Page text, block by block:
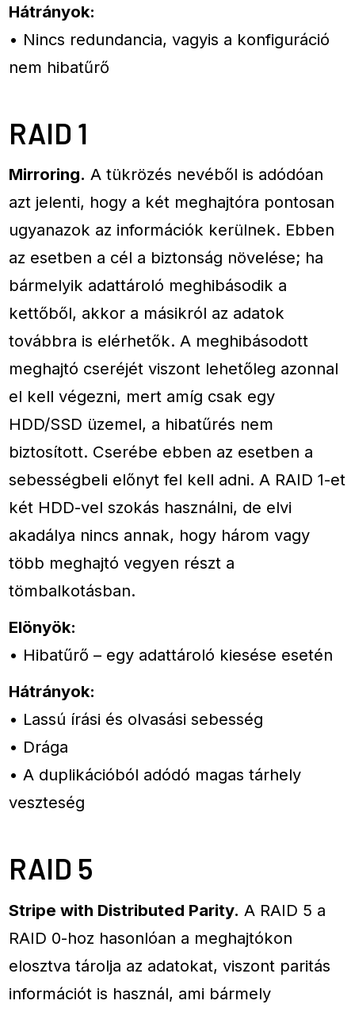
Hátrányok:
• Nincs redundancia, vagyis a konfiguráció
nem hibatűrő
RAID 1
Mirroring. A tükrözés nevéből is adódóan
azt jelenti, hogy a két meghajtóra pontosan
ugyanazok az információk kerülnek. Ebben
az esetben a cél a biztonság növelése; ha
bármelyik adattároló meghibásodik a
kettőből, akkor a másikról az adatok
továbbra is elérhetők. A meghibásodott
meghajtó cseréjét viszont lehetőleg azonnal
el kell végezni, mert amíg csak egy
HDD/SSD üzemel, a hibatűrés nem
biztosított. Cserébe ebben az esetben a
sebességbeli előnyt fel kell adni. A RAID 1-et
két HDD-vel szokás használni, de elvi
akadálya nincs annak, hogy három vagy
több meghajtó vegyen részt a
tömbalkotásban.
Elönyök:
• Hibatűrő – egy adattároló kiesése esetén
Hátrányok:
• Lassú írási és olvasási sebesség
• Drága
• A duplikációból adódó magas tárhely
veszteség
RAID 5
Stripe with Distributed Parity. A RAID 5 a
RAID 0-hoz hasonlóan a meghajtókon
elosztva tárolja az adatokat, viszont paritás
információt is használ, ami bármely